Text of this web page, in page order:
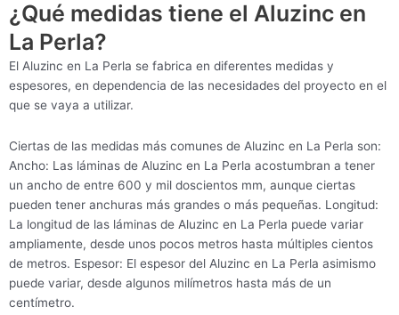
¿Qué medidas tiene el Aluzinc en
La Perla?
El Aluzinc en La Perla se fabrica en diferentes medidas y
espesores, en dependencia de las necesidades del proyecto en el
que se vaya a utilizar.
Ciertas de las medidas más comunes de Aluzinc en La Perla son:
Ancho: Las láminas de Aluzinc en La Perla acostumbran a tener
un ancho de entre 600 y mil doscientos mm, aunque ciertas
pueden tener anchuras más grandes o más pequeñas. Longitud:
La longitud de las láminas de Aluzinc en La Perla puede variar
ampliamente, desde unos pocos metros hasta múltiples cientos
de metros. Espesor: El espesor del Aluzinc en La Perla asimismo
puede variar, desde algunos milímetros hasta más de un
centímetro.